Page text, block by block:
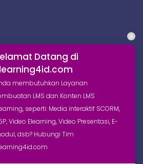
Datang di
membutuhkan Layanan
LMS dan Konten LMS
seperti: Media interaktif SCORM,
Video Elearning, Video Presentasi, E-
dsb? Hubungi Tim